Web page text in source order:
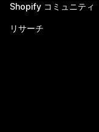
Shopify コミュニティ
リサーチ